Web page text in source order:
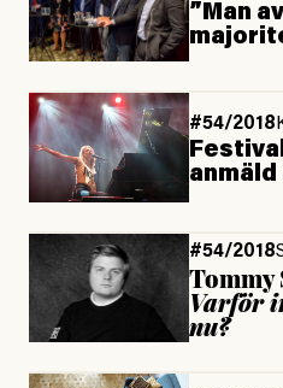
”Man
#54/2018
anmäld
#54/2018
Tommy
Varför
nu?